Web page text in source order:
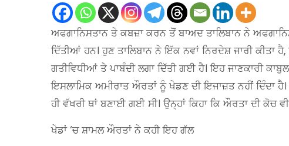
ਅਫਗਾਨਿਸਤਾਨ ਤੇ ਕਬਜ਼ਾ ਕਰਨ ਤੋਂ ਬਾਅਦ ਤਾਲਿਬਾਨ ਨੇ
ਦਿੱਤੀਆਂ ਹਨ। ਹੁਣ ਤਾਲਿਬਾਨ ਨੇ ਇੱਕ ਨਵਾਂ ਨਿਰਦੇਸ਼ ਜਾਰੀ ਕੀਤਾ
ਗਤੀਵਿਧੀਆਂ ਤੇ ਪਾਬੰਦੀ ਲਗਾ ਦਿੱਤੀ ਗਈ ਹੈ। ਇਹ ਜਾਣਕਾਰੀ
ਇਸਲਾਮਿਕ ਅਮੀਰਾਤ ਔਰਤਾਂ ਨੂੰ ਖੇਡਣ ਦੀ ਇਜਾਜ਼ਤ ਨਹੀਂ ਦਿੰਦਾ
ਹੀ ਵੱਖਰੀ ਥਾਂ ਬਣਾਈ ਗਈ ਸੀ। ਉਨ੍ਹਾਂ ਕਿਹਾ ਕਿ ਔਰਤਾ ਦੀ ਕੋਚ
ਖੇਡਾਂ ‘ਚ ਸ਼ਾਮਲ ਔਰਤਾਂ ਨੇ ਕਹੀ ਇਹ ਗੱਲ